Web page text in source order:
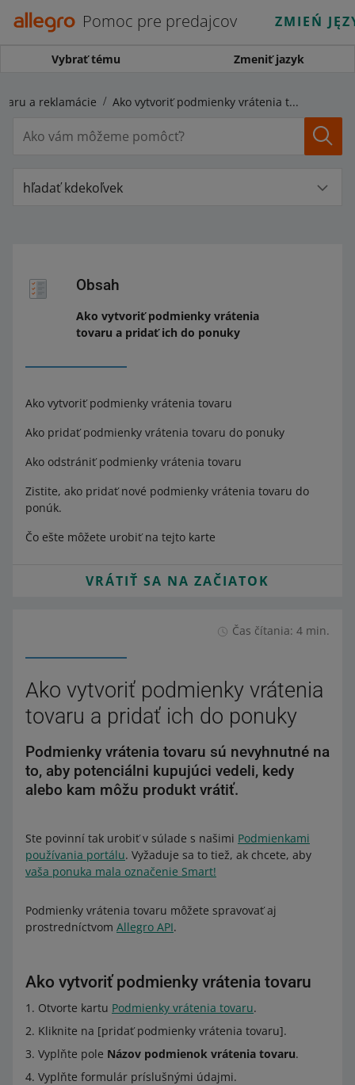
Pomoc pre predajcov ZMIEŃ
Vybrať tému Zmeniť jazyk
a reklamácie Ako vytvoriť podmienky vrátenia tovaru a pridať ich do ponuky
hľadať kdekoľvek
Obsah
Ako vytvoriť podmienky vrátenia
tovaru a pridať ich do ponuky
Ako vytvoriť podmienky vrátenia tovaru
Ako pridať podmienky vrátenia tovaru do ponuky
Ako odstrániť podmienky vrátenia tovaru
Zistite, ako pridať nové podmienky vrátenia tovaru do
ponúk.
Čo ešte môžete urobiť na tejto karte
VRÁTIŤ SA NA ZAČIATOK
Čas čítania: 4 min.
Ako vytvoriť podmienky vrátenia
tovaru a pridať ich do ponuky
Podmienky vrátenia tovaru sú nevyhnutné na
to, aby potenciálni kupujúci vedeli, kedy
alebo kam môžu produkt vrátiť.
Ste povinní tak urobiť v súlade s našimi Podmienkami
používania portálu. Vyžaduje sa to tiež, ak chcete, aby
vaša ponuka mala označenie Smart!
Podmienky vrátenia tovaru môžete spravovať aj
prostredníctvom Allegro API.
Ako vytvoriť podmienky vrátenia tovaru
Otvorte kartu Podmienky vrátenia tovaru.
Kliknite na [pridať podmienky vrátenia tovaru].
Vyplňte pole Názov podmienok vrátenia tovaru.
Vyplňte formulár príslušnými údajmi.